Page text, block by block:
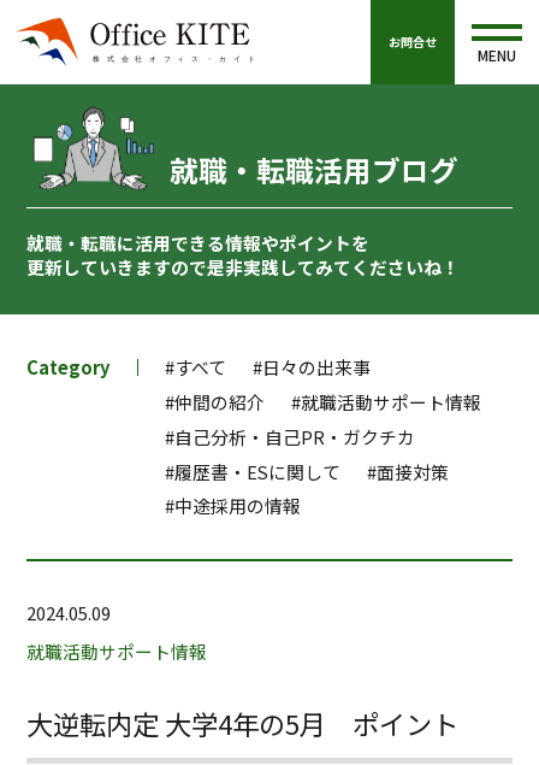
お問合せ
MENU
就職・転職活用ブログ
就職・転職に活用できる情報やポイントを
更新していきますので是非実践してみてくださいね！
Category #すべて
#日々の出来事
#仲間の紹介
#就職活動サポート情報
#自己分析・自己PR・ガクチカ
#履歴書・ESに関して
#面接対策
#中途採用の情報
2024.05.09
就職活動サポート情報
大逆転内定 大学4年の5月 ポイント